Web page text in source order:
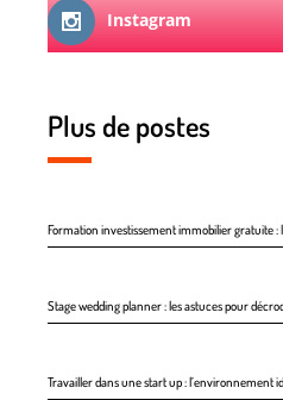
Instagram
Plus de postes
Formation investissement immobilier gratuite
Stage wedding planner : les astuces pour
Travailler dans une start up : l’environnement